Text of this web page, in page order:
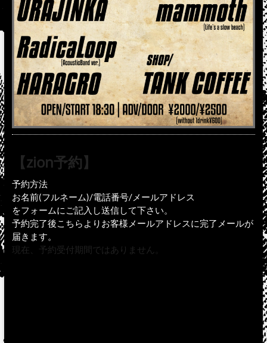
【zion予約】
予約方法
お名前(フルネーム)/電話番号/メールアドレス
をフォームにご記入し送信して下さい。
予約完了後こちらよりお客様メールアドレスに完了メールが
届きます。
現在、予約受付期間ではありません。